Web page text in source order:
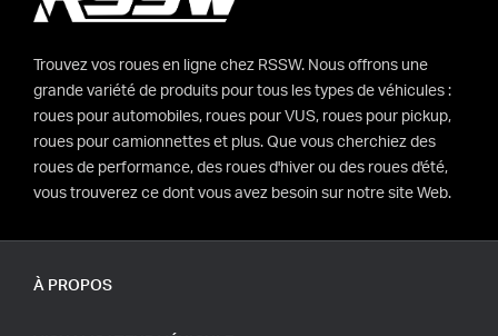
À PROPOS
Trouvez vos roues en ligne chez RSSW. Nous offrons une
grande variété de produits pour tous les types de véhicules :
roues pour automobiles, roues pour VUS, roues pour pickup,
roues pour camionnettes et plus. Que vous cherchiez des
roues de performance, des roues d'hiver ou des roues d'été,
vous trouverez ce dont vous avez besoin sur notre site Web.